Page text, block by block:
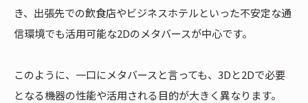
き、出張先での飲食店やビジネスホテルといった不安定な通
信環境でも活用可能な2Dのメタバースが中心です。
このように、一口にメタバースと言っても、3Dと2Dで必要
となる機器の性能や活用される目的が大きく異なります。